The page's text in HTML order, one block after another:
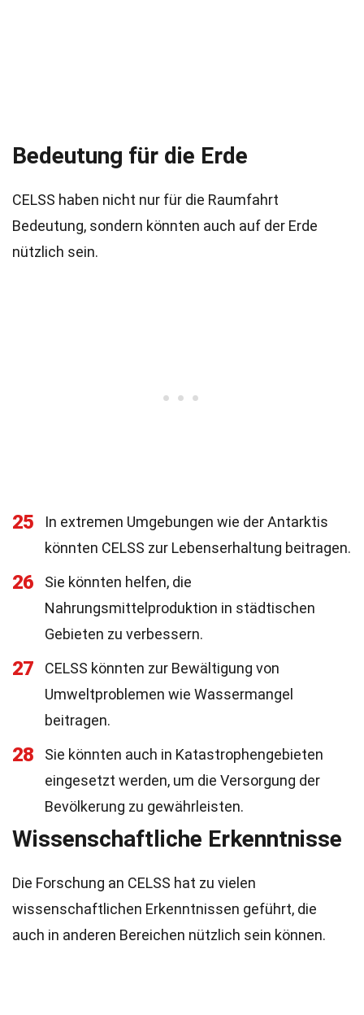
Bedeutung für die Erde
CELSS haben nicht nur für die Raumfahrt
Bedeutung, sondern könnten auch auf der Erde
nützlich sein.
25
In extremen Umgebungen wie der Antarktis
könnten CELSS zur Lebenserhaltung beitragen.
26
Sie könnten helfen, die
Nahrungsmittelproduktion in städtischen
Gebieten zu verbessern.
27
CELSS könnten zur Bewältigung von
Umweltproblemen wie Wassermangel
beitragen.
28
Sie könnten auch in Katastrophengebieten
eingesetzt werden, um die Versorgung der
Bevölkerung zu gewährleisten.
Wissenschaftliche Erkenntnisse
Die Forschung an CELSS hat zu vielen
wissenschaftlichen Erkenntnissen geführt, die
auch in anderen Bereichen nützlich sein können.